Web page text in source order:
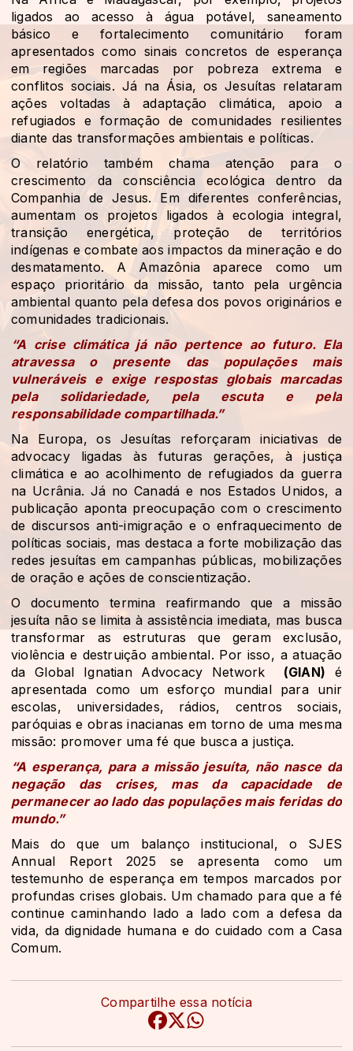
ligados ao acesso à água potável, saneamento
básico e fortalecimento comunitário foram
apresentados como sinais concretos de esperança
em regiões marcadas por pobreza extrema e
conflitos sociais. Já na Ásia, os Jesuítas relataram
ações voltadas à adaptação climática, apoio a
refugiados e formação de comunidades resilientes
diante das transformações ambientais e políticas.
O relatório também chama atenção para o
crescimento da consciência ecológica dentro da
Companhia de Jesus. Em diferentes conferências,
aumentam os projetos ligados à ecologia integral,
transição energética, proteção de territórios
indígenas e combate aos impactos da mineração e do
desmatamento. A Amazônia aparece como um
espaço prioritário da missão, tanto pela urgência
ambiental quanto pela defesa dos povos originários e
comunidades tradicionais.
“A crise climática já não pertence ao futuro. Ela
atravessa o presente das populações mais
vulneráveis e exige respostas globais marcadas
pela solidariedade, pela escuta e pela
responsabilidade compartilhada.”
Na Europa, os Jesuítas reforçaram iniciativas de
advocacy ligadas às futuras gerações, à justiça
climática e ao acolhimento de refugiados da guerra
na Ucrânia. Já no Canadá e nos Estados Unidos, a
publicação aponta preocupação com o crescimento
de discursos anti-imigração e o enfraquecimento de
políticas sociais, mas destaca a forte mobilização das
redes jesuítas em campanhas públicas, mobilizações
de oração e ações de conscientização.
O documento termina reafirmando que a missão
jesuíta não se limita à assistência imediata, mas busca
transformar as estruturas que geram exclusão,
violência e destruição ambiental. Por isso, a atuação
da Global Ignatian Advocacy Network (GIAN) é
apresentada como um esforço mundial para unir
escolas, universidades, rádios, centros sociais,
paróquias e obras inacianas em torno de uma mesma
missão: promover uma fé que busca a justiça.
“A esperança, para a missão jesuíta, não nasce da
negação das crises, mas da capacidade de
permanecer ao lado das populações mais feridas do
mundo.”
Mais do que um balanço institucional, o SJES
Annual Report 2025 se apresenta como um
testemunho de esperança em tempos marcados por
profundas crises globais. Um chamado para que a fé
continue caminhando lado a lado com a defesa da
vida, da dignidade humana e do cuidado com a Casa
Comum.
Compartilhe essa notícia